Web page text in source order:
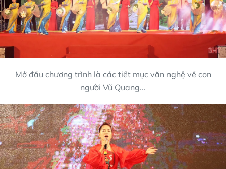
Mở đầu chương trình là các tiết mục văn nghệ về con
người Vũ Quang...